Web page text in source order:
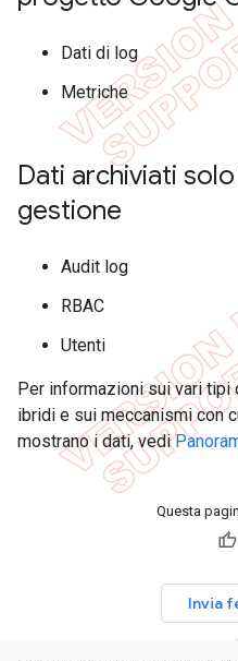
Dati di log
Metriche
Dati archiviati
gestione
Audit log
RBAC
Utenti
Per informazioni sui vari
ibridi e sui meccanismi con
mostrano i dati, vedi
Questa
Invia